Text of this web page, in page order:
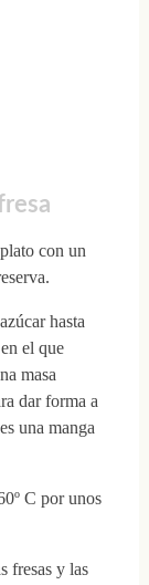
con un
hasta
el que
masa
dar forma a
una manga
C por unos
fresas y las